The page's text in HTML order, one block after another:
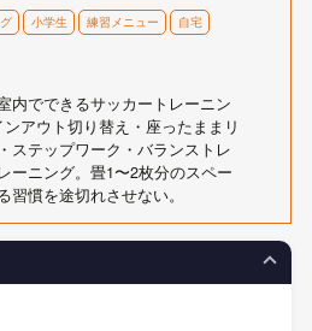
小学生 練習メニュー
自宅
内でできるサッカートレーニン
アウト切り替え・座ったままリ
ステップワーク・バランストレ
ーニング。畳1〜2枚分のスペー
慣を途切れさせない。